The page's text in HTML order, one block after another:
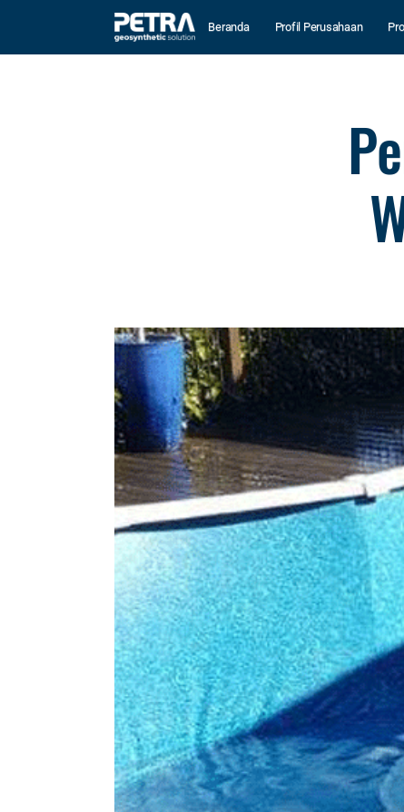
Beranda Profil Perusahaan